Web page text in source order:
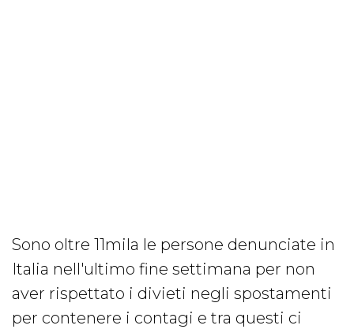
Sono oltre 11mila le persone denunciate in
Italia nell'ultimo fine settimana per non
aver rispettato i divieti negli spostamenti
per contenere i contagi e tra questi ci